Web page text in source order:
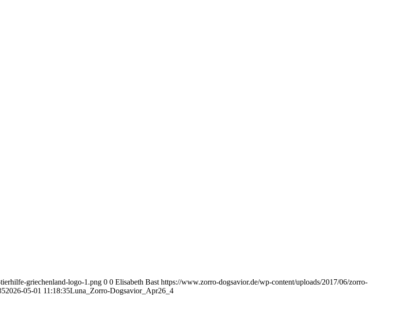
griechenland-logo-1.png 0 0 Elisabeth Bast https://www.zorro-dogsavior.de/wp-content/uploads/2017/06/zorro-
2026-05-01 11:18:35Luna_Zorro-Dogsavior_Apr26_4